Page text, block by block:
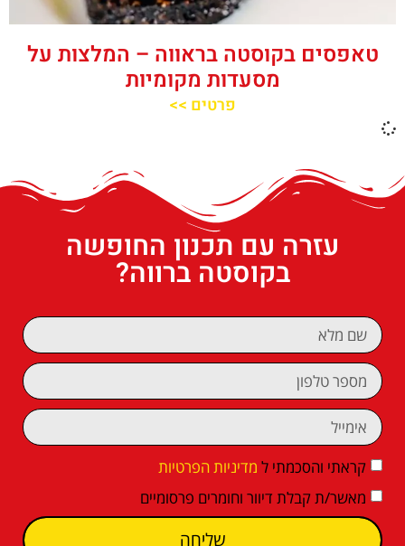
טאפסים בקוסטה בראווה – המלצות על
מסעדות מקומיות
פרטים >>
עזרה עם תכנון החופשה
בקוסטה ברווה?
קראתי והסכמתי ל מדיניות הפרטיות
מאשר/ת קבלת דיוור וחומרים פרסומיים
שליחה